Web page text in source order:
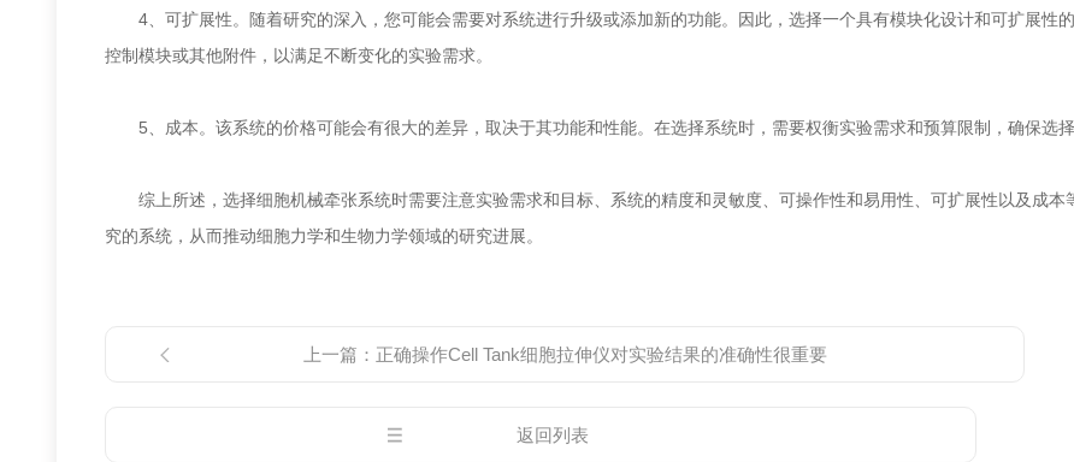
4、可扩展性。随着研究的深入，您可能会需要对系统进行升级或添加新的功能。因此，选择一个具有模块化设计和可扩展性
控制模块或其他附件，以满足不断变化的实验需求。
5、成本。该系统的价格可能会有很大的差异，取决于其功能和性能。在选择系统时，需要权衡实验需求和预算限制，确保选择
综上所述，选择细胞机械牵张系统时需要注意实验需求和目标、系统的精度和灵敏度、可操作性和易用性、可扩展性以及成本
究的系统，从而推动细胞力学和生物力学领域的研究进展。
上一篇： 正确操作Cell Tank细胞拉伸仪对实验结果的准确性很重要
返回列表